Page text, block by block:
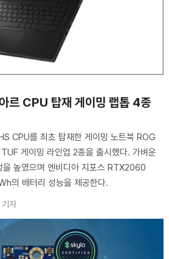
르 CPU 탑재 게이밍 랩톱 4종
CPU를 최초 탑재한 게이밍 노트북 ROG
게이밍 라인업 2종을 출시했다. 가벼운
을 높였으며 엔비디아 지포스 RTX2060
의 배터리 성능을 제공한다.
기자